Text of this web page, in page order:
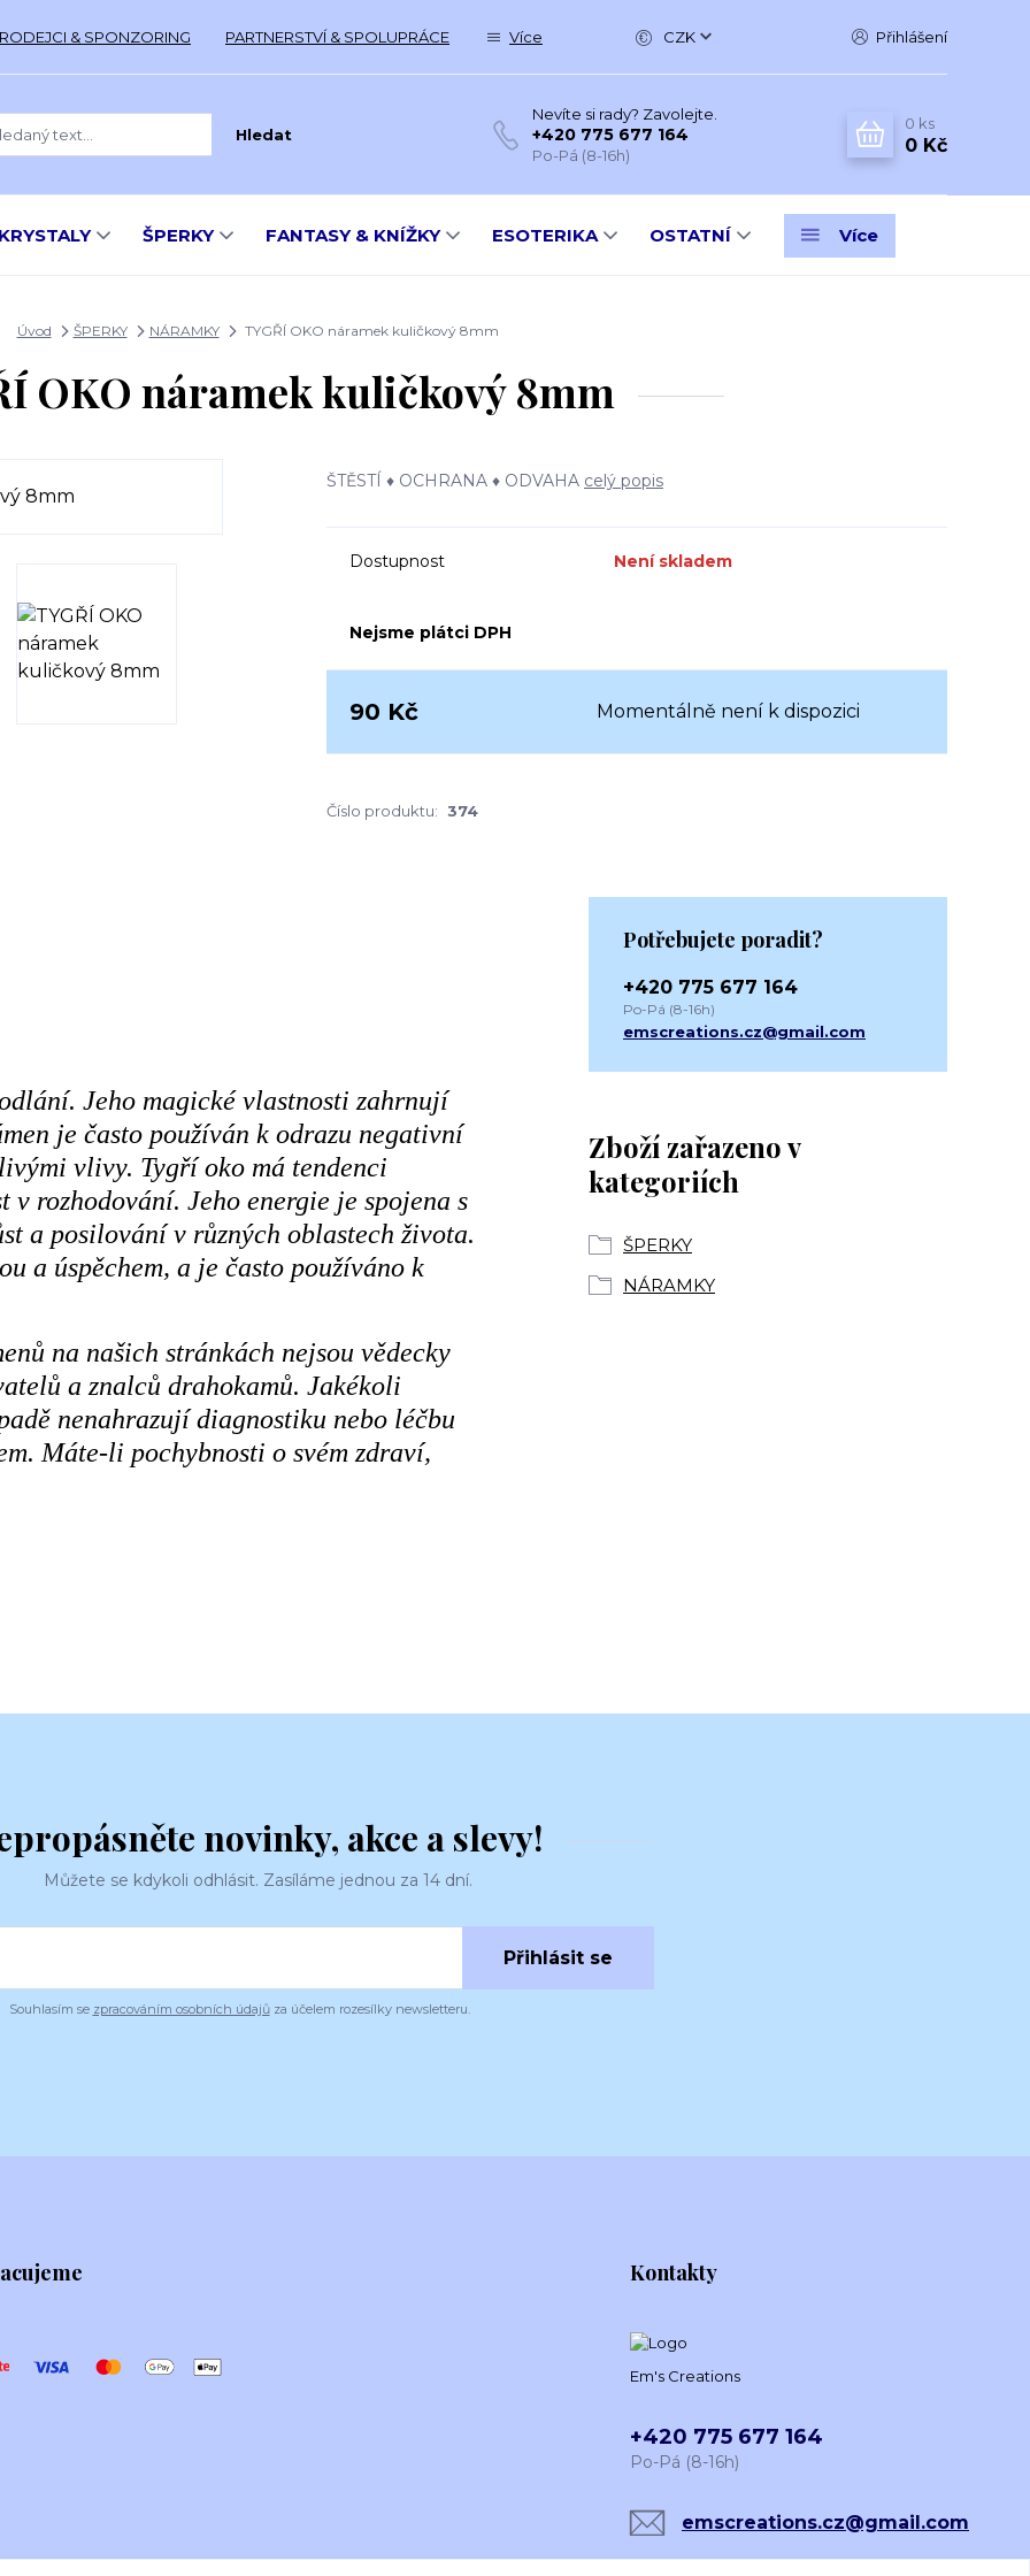
& SPONZORING PARTNERSTVÍ & SPOLUPRÁCE Více CZK Přihlášení
Hledat
Nevíte si rady? Zavolejte.
+420 775 677 164
Po-Pá (8-16h)
0 ks
0 Kč
ŠPERKY FANTASY & KNÍŽKY ESOTERIKA OSTATNÍ Více
Úvod ŠPERKY NÁRAMKY TYGŘÍ OKO náramek kuličkový 8mm
OKO náramek kuličkový 8mm
ŠTĚSTÍ ♦ OCHRANA ♦ ODVAHA celý popis
Dostupnost Není skladem
Nejsme plátci DPH
90 Kč Momentálně není k dispozici
Číslo produktu: 374
Jeho magické vlastnosti zahrnují
je často používán k odrazu negativní
vlivy. Tygří oko má tendenci
v rozhodování. Jeho energie je spojena s
a posilování v různých oblastech života.
a úspěchem, a je často používáno k
na našich stránkách nejsou vědecky
a znalců drahokamů. Jakékoli
nenahrazují diagnostiku nebo léčbu
Máte-li pochybnosti o svém zdraví,
Zboží zařazeno v
kategoriích
ŠPERKY
NÁRAMKY
Potřebujete poradit?
+420 775 677 164
Po-Pá (8-16h)
emscreations.cz@gmail.com
novinky, akce a slevy!
Můžete se kdykoli odhlásit. Zasíláme jednou za 14 dní.
Přihlásit se
Souhlasím se zpracováním osobních údajůza účelem rozesílky newsletteru.
Kontakty
Em's Creations
+420 775 677 164
Po-Pá (8-16h)
emscreations.cz@gmail.com